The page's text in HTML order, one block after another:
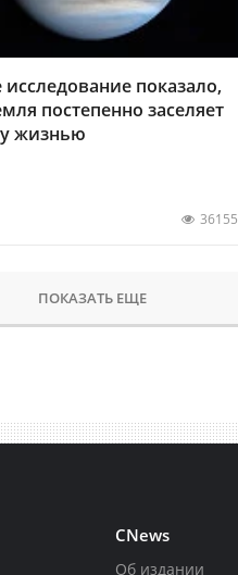
показало,
постепенно заселяет
жизнью
36155
ПОКАЗАТЬ ЕЩЕ
CNews
Об издании